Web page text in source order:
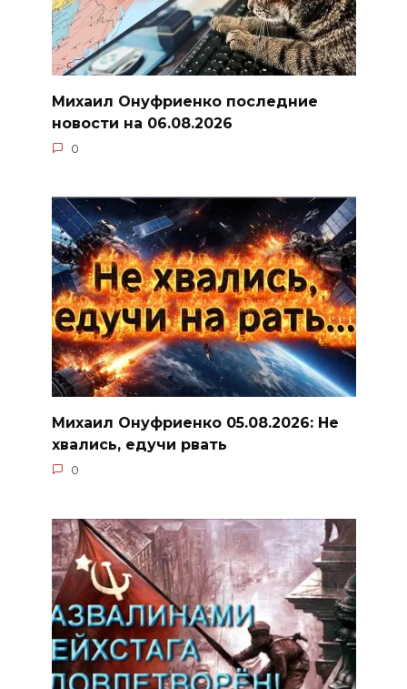
Михаил Онуфриенко последние
новости на 06.08.2026
0
Михаил Онуфриенко 05.08.2026: Не
хвались, едучи рвать
0